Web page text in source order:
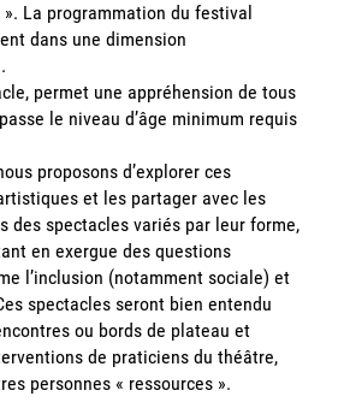
La programmation du festival
dans une dimension
permet une appréhension de tous
le niveau d’âge minimum requis
proposons d’explorer ces
et les partager avec les
des spectacles variés par leur forme,
en exergue des questions
l’inclusion (notamment sociale) et
spectacles seront bien entendu
ou bords de plateau et
de praticiens du théâtre,
personnes « ressources ».